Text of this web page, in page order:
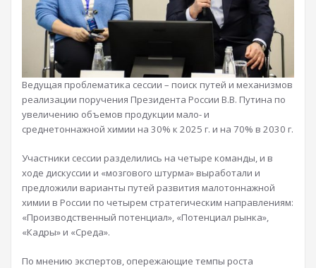
Ведущая проблематика сессии – поиск путей и механизмов
реализации поручения Президента России В.В. Путина по
увеличению объемов продукции мало- и
среднетоннажной химии на 30% к 2025 г. и на 70% в 2030 г.
Участники сессии разделились на четыре команды, и в
ходе дискуссии и «мозгового штурма» выработали и
предложили варианты путей развития малотоннажной
химии в России по четырем стратегическим направлениям:
«Производственный потенциал», «Потенциал рынка»,
«Кадры» и «Среда».
По мнению экспертов, опережающие темпы роста